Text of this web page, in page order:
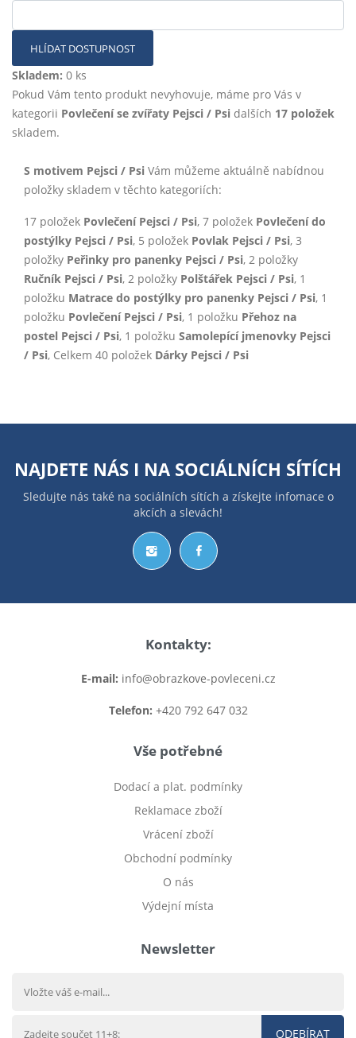
HLÍDAT DOSTUPNOST
Skladem: 0 ks
Pokud Vám tento produkt nevyhovuje, máme pro Vás v
kategorii Povlečení se zvířaty Pejsci / Psi dalších 17 položek
skladem.
S motivem Pejsci / Psi Vám můžeme aktuálně nabídnou
položky skladem v těchto kategoriích:
17 položek Povlečení Pejsci / Psi, 7 položek Povlečení do
postýlky Pejsci / Psi, 5 položek Povlak Pejsci / Psi, 3
položky Peřinky pro panenky Pejsci / Psi, 2 položky
Ručník Pejsci / Psi, 2 položky Polštářek Pejsci / Psi, 1
položku Matrace do postýlky pro panenky Pejsci / Psi, 1
položku Povlečení Pejsci / Psi, 1 položku Přehoz na
postel Pejsci / Psi, 1 položku Samolepící jmenovky Pejsci
/ Psi, Celkem 40 položek Dárky Pejsci / Psi
NAJDETE NÁS I NA SOCIÁLNÍCH SÍTÍCH
Sledujte nás také na sociálních sítích a získejte infomace o
akcích a slevách!
Kontakty:
E-mail: info@obrazkove-povleceni.cz
Telefon: +420 792 647 032
Vše potřebné
Dodací a plat. podmínky
Reklamace zboží
Vrácení zboží
Obchodní podmínky
O nás
Výdejní místa
Newsletter
ODEBÍRAT